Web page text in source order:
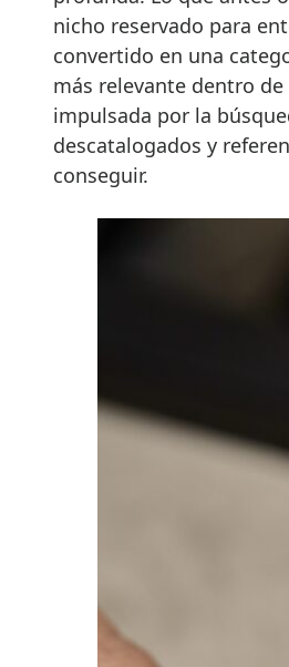
nicho reservado para
convertido en una
más relevante dentro
impulsada por la
descatalogados y
conseguir.